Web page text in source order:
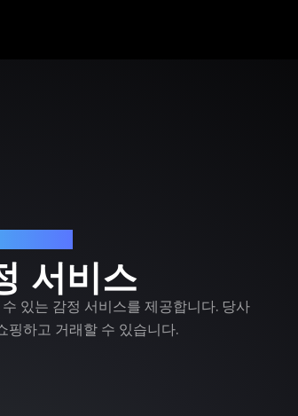
서비스
있는 감정 서비스를 제공합니다. 당사
핑하고 거래할 수 있습니다.